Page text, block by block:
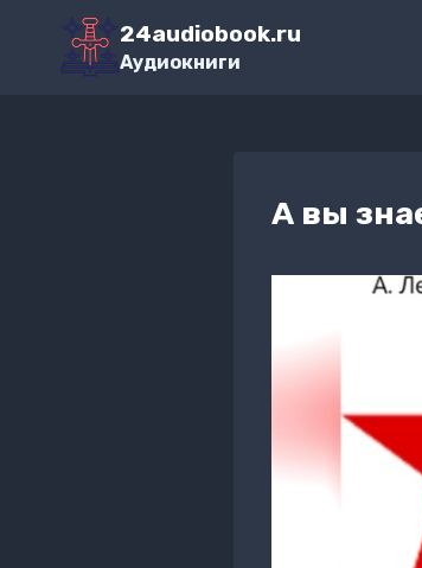
Перейти
содержимому
24audiobook.ru
Аудиокниги
А вы